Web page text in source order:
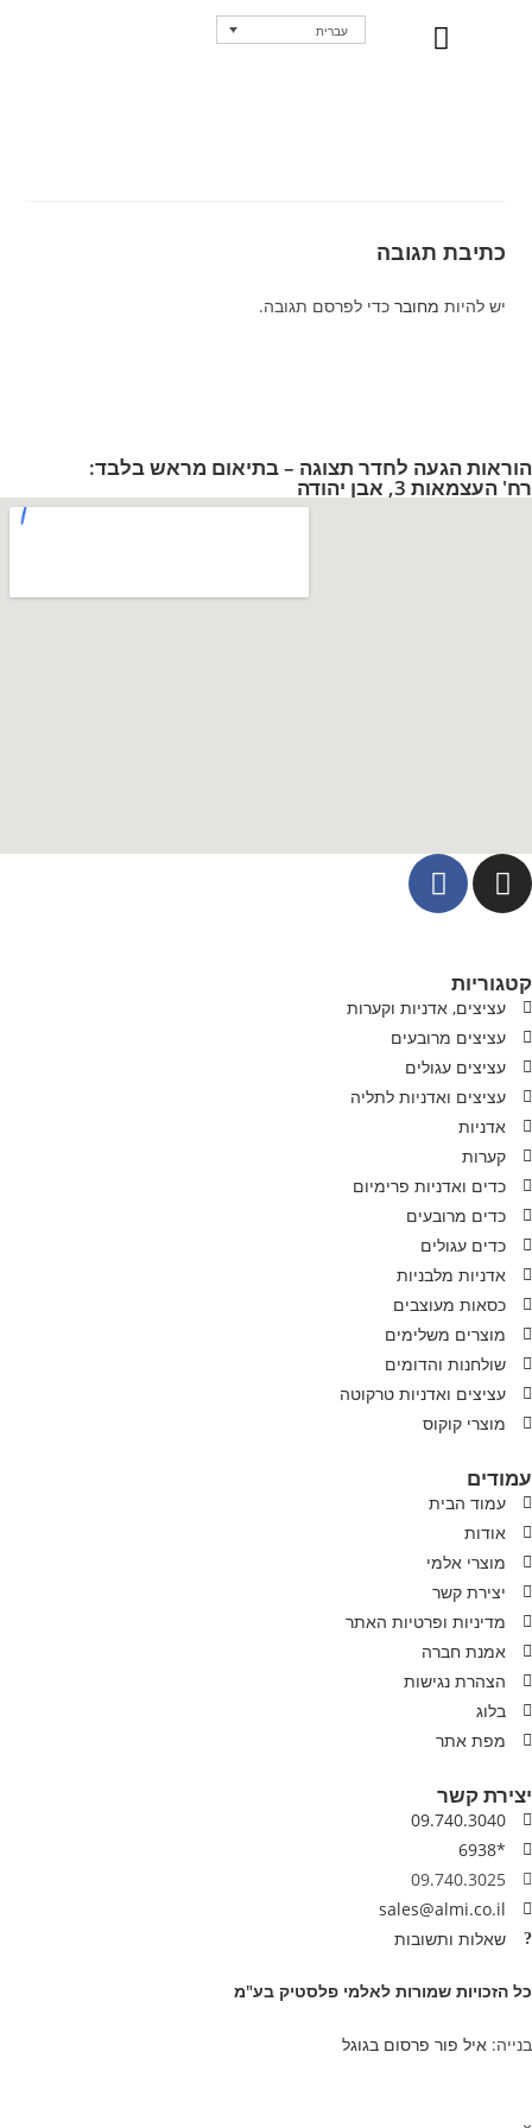
עברית
כתיבת תגובה
יש להיות מחובר כדי לפרסם תגובה.
הוראות הגעה לחדר תצוגה – בתיאום מראש בלבד:
רח' העצמאות 3, אבן יהודה
קטגוריות
עציצים, אדניות וקערות
עציצים מרובעים
עציצים עגולים
עציצים ואדניות לתליה
אדניות
קערות
כדים ואדניות פרימיום
כדים מרובעים
כדים עגולים
אדניות מלבניות
כסאות מעוצבים
מוצרים משלימים
שולחנות והדומים
עציצים ואדניות טרקוטה
מוצרי קוקוס
עמודים
עמוד הבית
אודות
מוצרי אלמי
יצירת קשר
מדיניות ופרטיות האתר
אמנת חברה
הצהרת נגישות
בלוג
מפת אתר
יצירת קשר
09.740.3040
*6938
09.740.3025
sales@almi.co.il
שאלות ותשובות
כל הזכויות שמורות לאלמי פלסטיק בע"מ
בנייה: איל פור פרסום בגוגל